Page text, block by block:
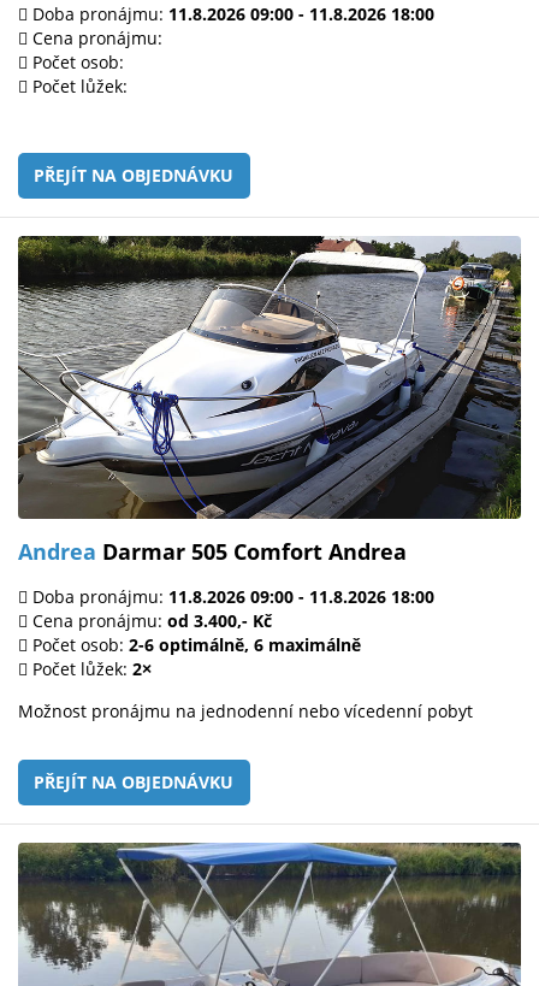
Doba pronájmu: 11.8.2026 09:00 - 11.8.2026 18:00
Cena pronájmu:
Počet osob:
Počet lůžek:
PŘEJÍT NA OBJEDNÁVKU
Andrea Darmar 505 Comfort Andrea
Doba pronájmu: 11.8.2026 09:00 - 11.8.2026 18:00
Cena pronájmu: od 3.400,- Kč
Počet osob: 2-6 optimálně, 6 maximálně
Počet lůžek: 2×
Možnost pronájmu na jednodenní nebo vícedenní pobyt
PŘEJÍT NA OBJEDNÁVKU
mailem.
objednat
poukaz